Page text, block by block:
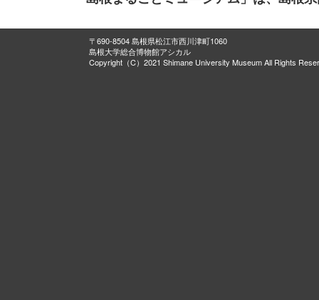
〒690-8504 島根県松江市西川津町1060
島根大学総合博物館アシカル
Copyright（C）2021 Shimane University Museum All Rights